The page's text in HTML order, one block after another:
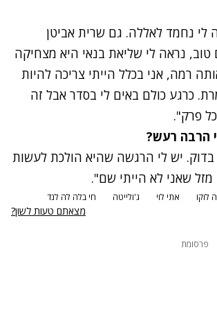
לי נחמד לאללה. גם שרית אביטן
נראה לי שליאת בנאי היא מצחיקה
רמה, אני בכלל הייתי צריכה להיות
כרגע כולם באים לי בסדר אבל זה
פרק".
הרבה רעש?
בדוק. יש לי הרגשה שהיא הולכת לעשות
שאני לא הייתי שם".
לוקו אתי לוי ג'ולייטה חי בלה לה לנד
מצאתם טעות לשון?
פרסומת